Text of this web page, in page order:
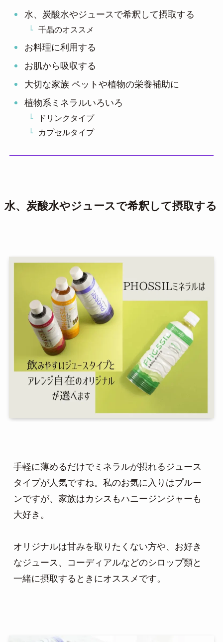
水、炭酸水やジュースで希釈して摂取する
千晶のオススメ
お料理に利用する
お肌から吸収する
大切な家族 ペットや植物の栄養補助に
植物系ミネラルいろいろ
ドリンクタイプ
カプセルタイプ
水、炭酸水やジュースで希釈して摂取する
手軽に薄めるだけでミネラルが摂れるジュース
タイプが人気ですね。私のお気に入りはプルー
ンですが、家族はカシスもハニージンジャーも
大好き。
オリジナルは甘みを取りたくない方や、お好き
なジュース、コーディアルなどのシロップ類と
一緒に摂取するときにオススメです。